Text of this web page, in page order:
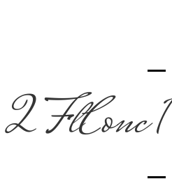
2